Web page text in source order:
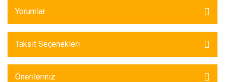
Yorumlar
Taksit Seçenekleri
Önerileriniz